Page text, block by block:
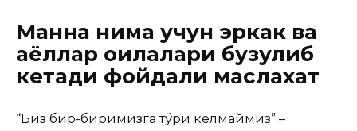
Манна нима учун эркак ва
аёллар оилалари бузулиб
кетади фойдали маслахат
“Биз бир-биримизга тўғри келмаймиз” –